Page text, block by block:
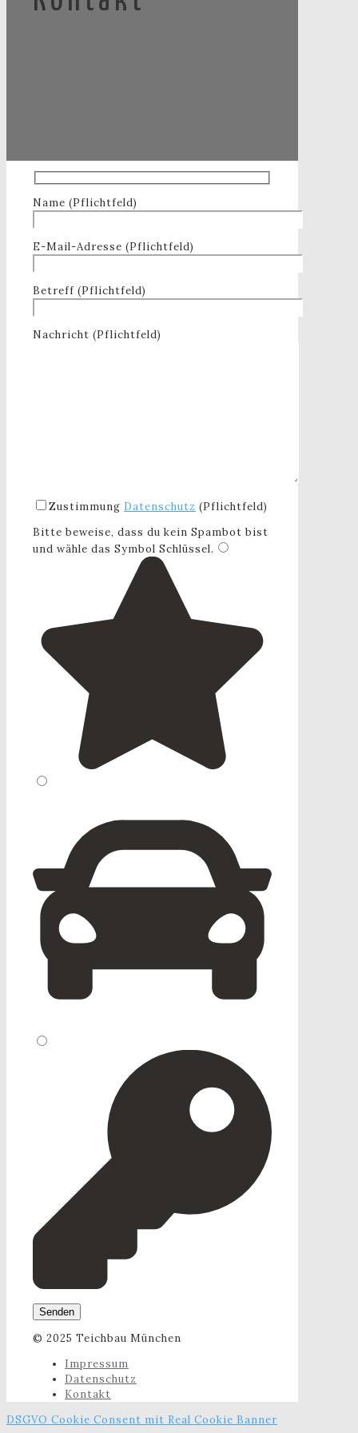
Name (Pflichtfeld)
E-Mail-Adresse (Pflichtfeld)
Betreff (Pflichtfeld)
Nachricht (Pflichtfeld)
Zustimmung Datenschutz (Pflichtfeld)
Bitte beweise, dass du kein Spambot bist
und wähle das Symbol Schlüssel.
© 2025 Teichbau München
Impressum
Datenschutz
Kontakt
DSGVO Cookie Consent mit Real Cookie Banner